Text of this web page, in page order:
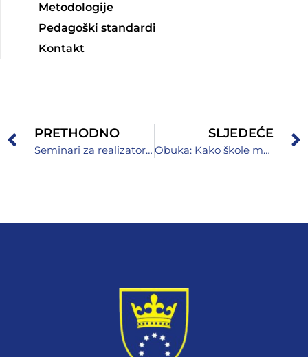
Metodologije
Pedagoški standardi
Kontakt
PRETHODNO
Seminari za realizatore Programa obaveznog predškolskog odgoja i obrazovanja
SLJEDEĆE
Obuka: Kako škole mogu imati koristi od eTwinninga